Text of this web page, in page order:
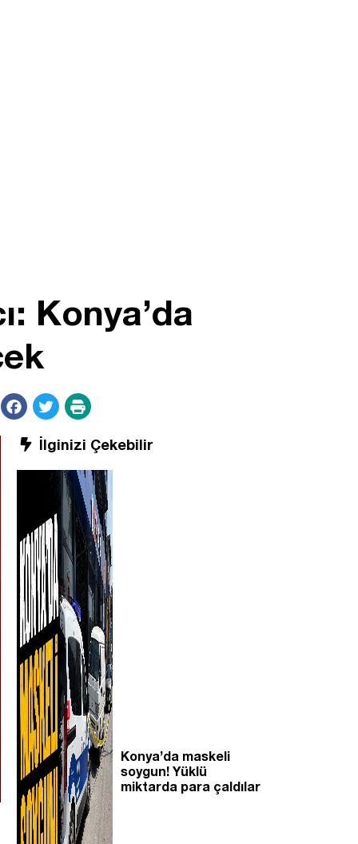
Konya’da
İlginizi Çekebilir
Konya’da maskeli
soygun! Yüklü
miktarda para çaldılar